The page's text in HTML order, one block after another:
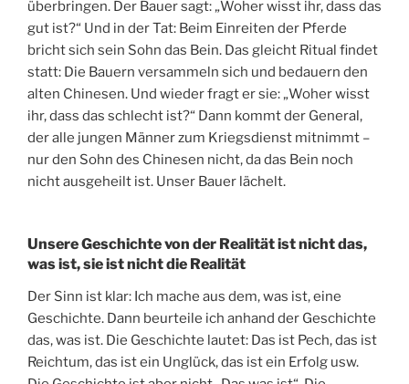
überbringen. Der Bauer sagt: „Woher wisst ihr, dass das
gut ist?“ Und in der Tat: Beim Einreiten der Pferde
bricht sich sein Sohn das Bein. Das gleicht Ritual findet
statt: Die Bauern versammeln sich und bedauern den
alten Chinesen. Und wieder fragt er sie: „Woher wisst
ihr, dass das schlecht ist?“ Dann kommt der General,
der alle jungen Männer zum Kriegsdienst mitnimmt –
nur den Sohn des Chinesen nicht, da das Bein noch
nicht ausgeheilt ist. Unser Bauer lächelt.
Unsere Geschichte von der Realität ist nicht das,
was ist, sie ist nicht die Realität
Der Sinn ist klar: Ich mache aus dem, was ist, eine
Geschichte. Dann beurteile ich anhand der Geschichte
das, was ist. Die Geschichte lautet: Das ist Pech, das ist
Reichtum, das ist ein Unglück, das ist ein Erfolg usw.